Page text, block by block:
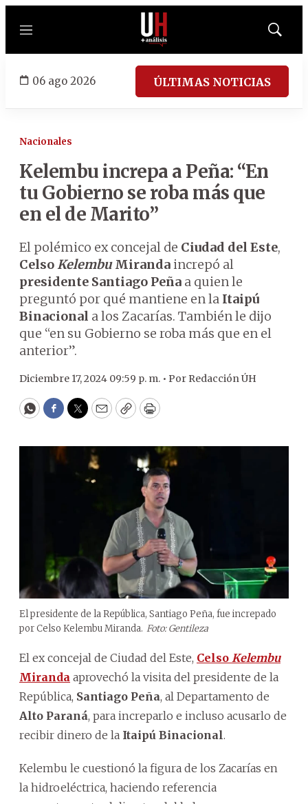
Menú
Mostrar
06 ago 2026 ÚLTIMAS NOTICIAS
Nacionales
Kelembu increpa a Peña: “En
tu Gobierno se roba más que
en el de Marito”
El polémico ex concejal de Ciudad del Este,
CelsoKelembuMirandaincrepó al
presidente Santiago Peña a quien le
preguntó por qué mantiene en la Itaipú
Binacional a los Zacarías. También le dijo
que “en su Gobierno se roba más que en el
anterior”.
Diciembre 17, 2024 09:59 p. m. • Por Redacción ÚH
WhatsApp
Facebook
Twitter
EmailCopyPrint
El presidente de la República, Santiago Peña, fue increpado
por Celso Kelembu Miranda. Foto: Gentileza
El ex concejal de Ciudad del Este, Celso Kelembu
Miranda aprovechó la visita del presidente de la
República, Santiago Peña, al Departamento de
Alto Paraná, para increparlo e incluso acusarlo de
recibir dinero de la Itaipú Binacional.
Kelembu le cuestionó la figura de los Zacarías en
la hidroeléctrica, haciendo referencia